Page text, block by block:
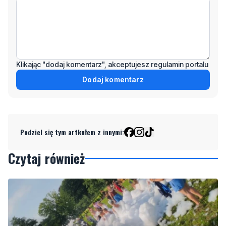
Klikając "dodaj komentarz", akceptujesz regulamin portalu
Dodaj komentarz
Podziel się tym artkułem z innymi:
Czytaj również